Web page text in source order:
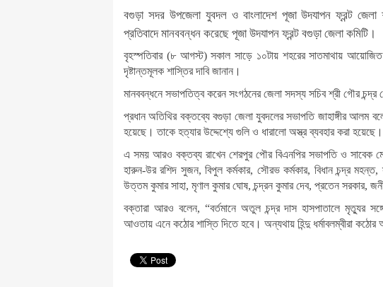
বগুড়া সদর উপজেলা যুবদল ও বাংলাদেশ পূজা উদযাপন ফ্রন্ট
প্রতিবাদে মানববন্ধন করেছে পূজা উদযাপন ফ্রন্ট বগুড়া জেলা কমিটি।
বৃহস্পতিবার (৮ আগস্ট) সকাল সাড়ে ১০টায় শহরের সাতমাথায় আয়োজিত
দৃষ্টান্তমূলক শাস্তির দাবি জানান।
মানববন্ধনে সভাপতিত্ব করেন সংগঠনের জেলা সদস্য সচিব শ্রী গৌর চন্দ্র
প্রধান অতিথির বক্তব্যে বগুড়া জেলা যুবদলের সভাপতি জাহাঙ্গীর আলম
হয়েছে। তাকে হত্যার উদ্দেশ্যে গুলি ও ধারালো অস্ত্র ব্যবহার করা
এ সময় আরও বক্তব্য রাখেন শেরপুর পৌর বিএনপির সভাপতি ও সাবেক
হারুন-উর রশিদ সুজন, বিপুল কর্মকার, সৌরভ কর্মকার, বিধান চন্দ্র মহন্ত,
উত্তম কুমার সাহা, মৃণাল কুমার ঘোষ, চন্দ্রন কুমার দেব, প্রতেন সরকার,
বক্তারা আরও বলেন, “বর্তমানে অতুল চন্দ্র দাস হাসপাতালে মৃত্যুর
আওতায় এনে কঠোর শাস্তি দিতে হবে। অন্যথায় হিন্দু ধর্মাবলম্বীরা কঠোর